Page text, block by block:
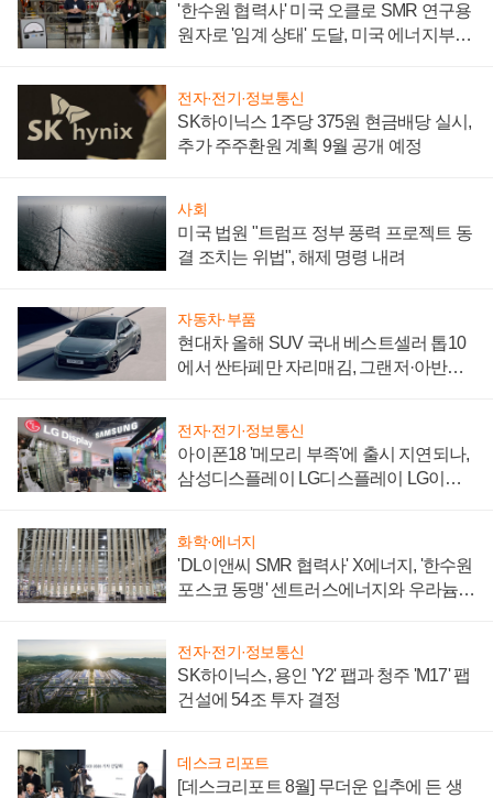
'한수원 협력사' 미국 오클로 SMR 연구용
원자로 '임계 상태' 도달, 미국 에너지부
전자·전기·정보통신
SK하이닉스 1주당 375원 현금배당 실시,
추가 주주환원 계획 9월 공개 예정
사회
미국 법원 "트럼프 정부 풍력 프로젝트 동
결 조치는 위법", 해제 명령 내려
자동차·부품
현대차 올해 SUV 국내 베스트셀러 톱10
에서 싼타페만 자리매김, 그랜저·아반떼
전자·전기·정보통신
아이폰18 '메모리 부족'에 출시 지연되나,
삼성디스플레이 LG디스플레이 LG이노
화학·에너지
'DL이앤씨 SMR 협력사' X에너지, '한수원
포스코 동맹' 센트러스에너지와 우라늄
전자·전기·정보통신
SK하이닉스, 용인 'Y2' 팹과 청주 'M17' 팹
건설에 54조 투자 결정
데스크 리포트
[데스크리포트 8월] 무더운 입추에 든 생